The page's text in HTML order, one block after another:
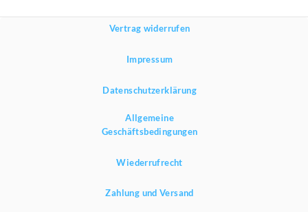
Vertrag widerrufen
Impressum
Datenschutzerklärung
Allgemeine
Geschäftsbedingungen
Wiederrufrecht
Zahlung und Versand